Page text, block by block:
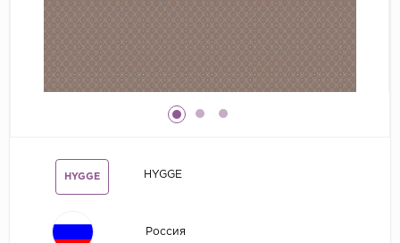
..
Prima Italiana
Rasch
HYGGE HYGGE
Россия